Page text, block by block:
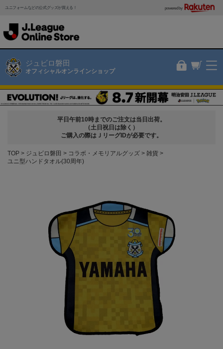
ユニフォームなどの公式グッズが買える！ powered by
ジュビロ磐田
オフィシャルオンラインショップ
平日午前10時までのご注文は当日出荷。
（土日祝日は除く）
ご購入の際はＪリーグIDが必要です。
TOP ジュビロ磐田 コラボ・メモリアルグッズ
雑貨
ユニ型ハンドタオル(30周年)